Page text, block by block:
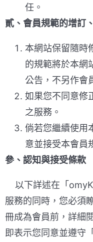
任。
貳、會員規範的增訂
本網站保留隨時
的規範將於本網
公告，不另作會
如果您不同意修
之服務。
倘若您繼續使用
意並接受本會員
參、認知與接受條款
以下詳述在「
服務的同時，您必須
冊成為會員前，詳細
即表示您同意並遵守